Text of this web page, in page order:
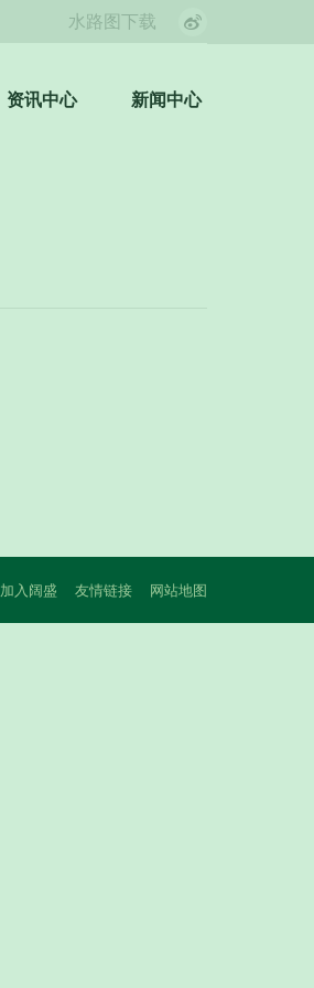
水路图下载
Weibo
opens
资讯中心 新闻中心
加入阔盛 友情链接 网站地图